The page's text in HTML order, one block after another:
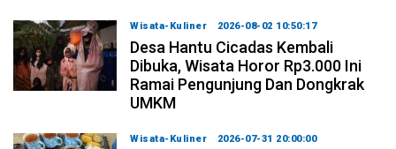
Wisata-Kuliner 2026-08-02 10:50:17
Desa Hantu Cicadas Kembali
Dibuka, Wisata Horor Rp3.000 Ini
Ramai Pengunjung Dan Dongkrak
UMKM
Wisata-Kuliner 2026-07-31 20:00:00